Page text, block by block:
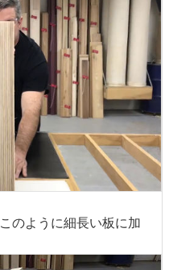
のように細長い板に加